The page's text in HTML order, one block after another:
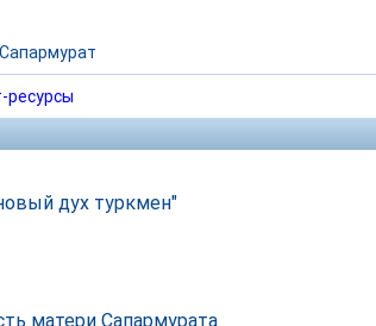
ресурсы
дух туркмен"
матери Сапармурата